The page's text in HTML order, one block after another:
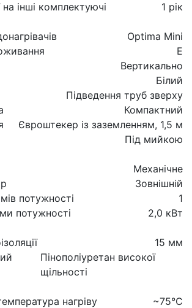
на інші комплектуючі
1 рік
Optima Mini
Е
Вертикально
Білий
Підведення труб зверху
Компактний
Євроштекер із заземленням, 1,5 м
Під мийкою
Механічне
Зовнішній
потужності
1
потужності
2,0 кВт
15 мм
Пінополіуретан високої
щільності
нагріву
~75°C